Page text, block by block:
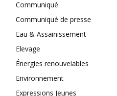
Communiqué
Communiqué de presse
Eau & Assainissement
Elevage
Énergies renouvelables
Environnement
Expressions Jeunes